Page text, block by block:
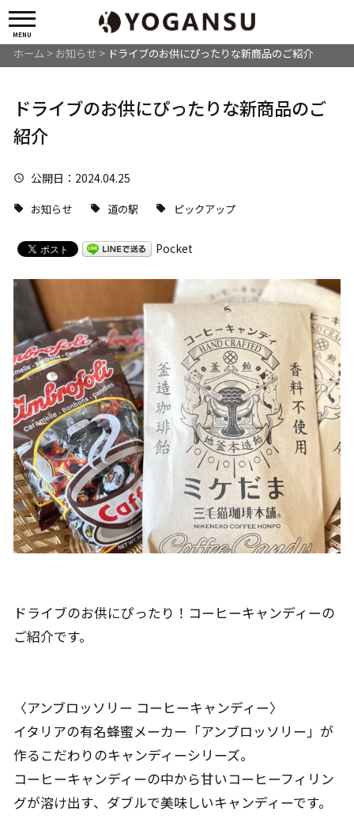
MENU
ホーム > お知らせ> ドライブのお供にぴったりな新商品のご紹介
ドライブのお供にぴったりな新商品のご
紹介
公開日 ：2024.04.25
お知らせ 道の駅 ピックアップ
Pocket
ドライブのお供にぴったり！コーヒーキャンディーの
ご紹介です。
〈アンブロッソリー コーヒーキャンディー〉
イタリアの有名蜂蜜メーカー「アンブロッソリー」が
作るこだわりのキャンディーシリーズ。
コーヒーキャンディーの中から甘いコーヒーフィリン
グが溶け出す、ダブルで美味しいキャンディーです。